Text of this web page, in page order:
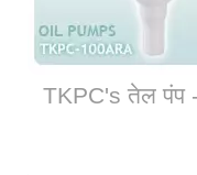
TKPC's तेल पंप